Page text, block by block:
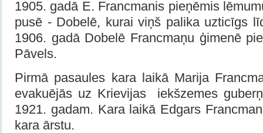
1905. gadā E. Francmanis pieņēmis
pusē - Dobelē, kurai viņš palika uzticīgs
1906. gadā Dobelē Francmaņu ģimenē
Pāvels.
Pirmā pasaules kara laikā Marija
evakuējās uz Krievijas iekšzemes
1921. gadam. Kara laikā Edgars
kara ārstu.